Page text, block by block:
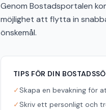
Genom Bostadsportalen
möjlighet att flytta in
önskemål.
TIPS FÖR DIN
✓Skapa en bevakning för
✓Skriv ett personligt och